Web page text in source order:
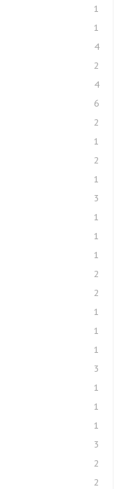
1
1
4
2
4
6
2
1
2
1
3
1
1
1
2
2
1
1
1
3
1
1
1
3
2
2